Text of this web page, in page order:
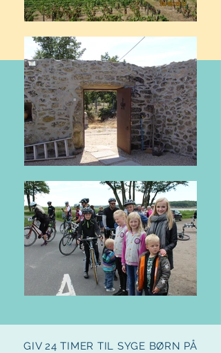
GIV 24 TIMER TIL SYGE BØRN PÅ